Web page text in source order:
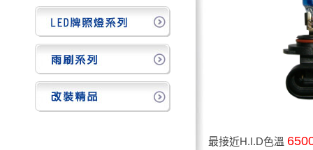
最接近H.I.D色溫